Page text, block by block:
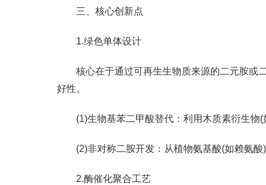
三、核心创新点
1.绿色单体设计
核心在于通过可再生生物质来源的二元胺或
好性。
(1)生物基苯二甲酸替代：利用木质素衍生物
(2)非对称二胺开发：从植物氨基酸(如赖氨
2.酶催化聚合工艺